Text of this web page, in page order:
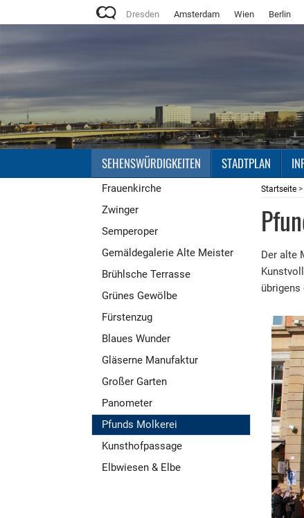
Dresden Amsterdam Wien Berlin
SEHENSWÜRDIGKEITEN STADTPLAN
Frauenkirche
Zwinger
Semperoper
Gemäldegalerie Alte Meister
Brühlsche Terrasse
Grünes Gewölbe
Fürstenzug
Blaues Wunder
Gläserne Manufaktur
Großer Garten
Panometer
Pfunds Molkerei
Kunsthofpassage
Elbwiesen & Elbe
Startseite >
Der alte
übrigens